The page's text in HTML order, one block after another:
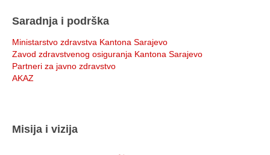
Saradnja i podrška
Ministarstvo zdravstva Kantona Sarajevo
Zavod zdravstvenog osiguranja Kantona Sarajevo
Partneri za javno zdravstvo
AKAZ
Misija i vizija